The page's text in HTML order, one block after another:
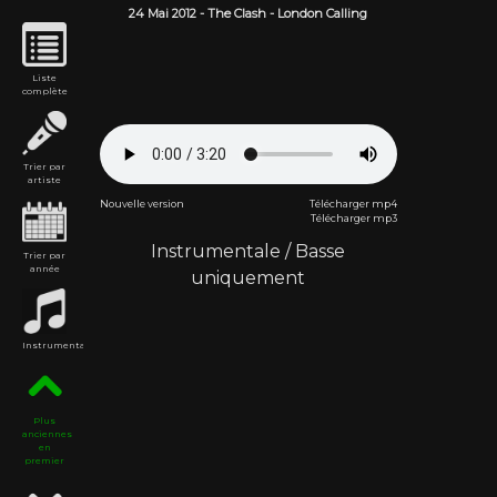
Liste
complète
Trier par
artiste
Trier par
année
Instrumentales
Plus
anciennes
en
premier
24 Mai2012 -The Clash - London Calling
Nouvelle version
Télécharger mp4
Télécharger mp3
Instrumentale / Basse
uniquement